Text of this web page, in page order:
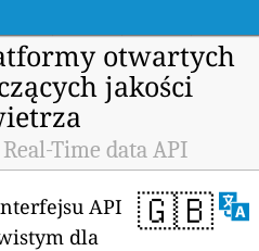
otwartych
jakości
Time data API
🇬🇧
API
dla